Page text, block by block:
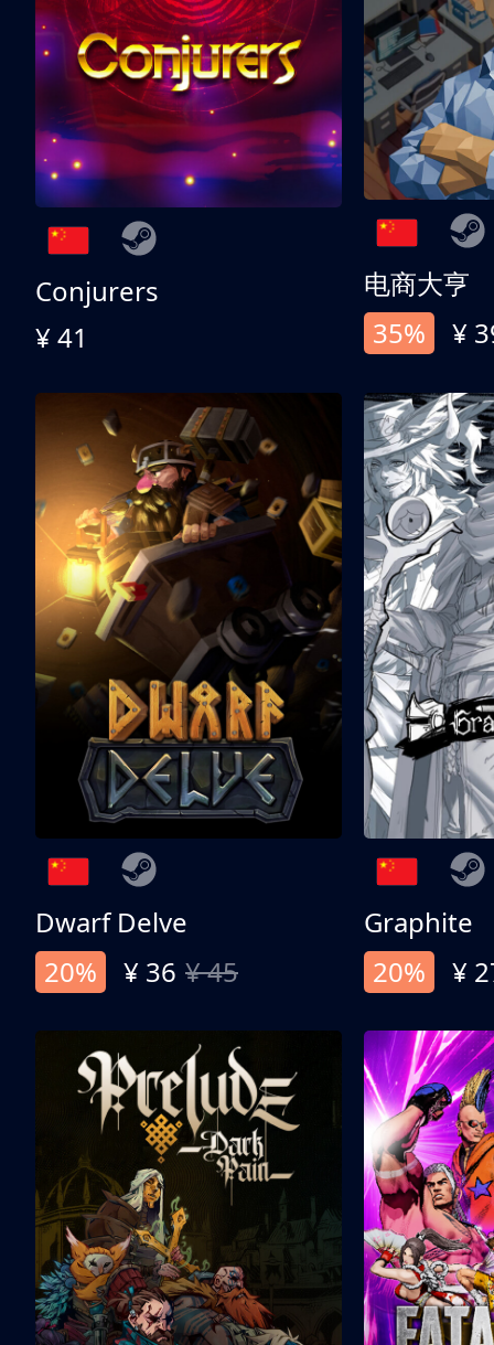
Conjurers
¥ 41
电商大亨
35%
¥
Dwarf Delve
20%
¥ 36 ¥ 45
Graphite
20%
¥